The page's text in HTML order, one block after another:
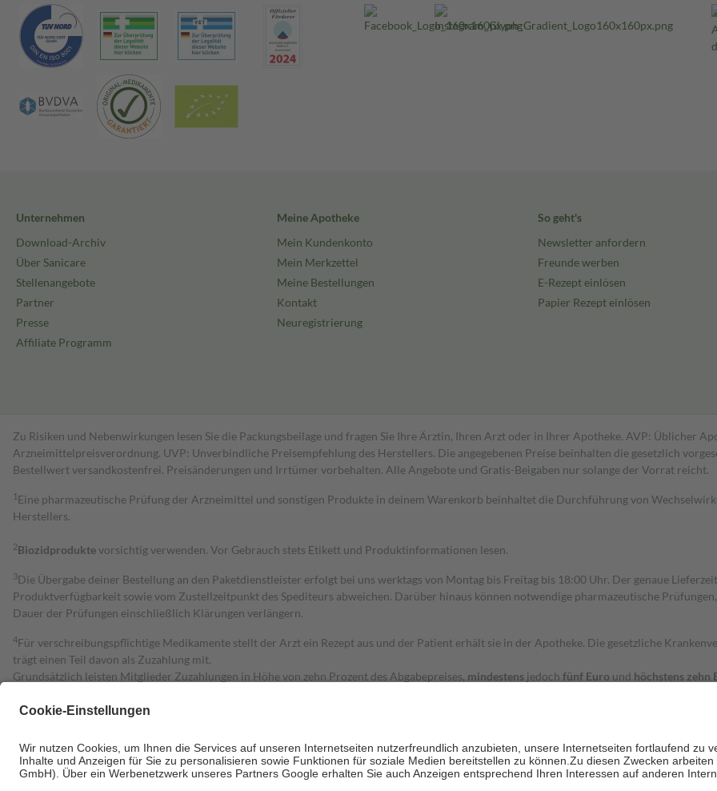
Unternehmen
Download-Archiv
Über Sanicare
Stellenangebote
Partner
Presse
Affiliate Programm
Meine Apotheke
Mein Kundenkonto
Mein Merkzettel
Meine Bestellungen
Kontakt
Neuregistrierung
So geht's
Newsletter anfordern
Freunde werben
E-Rezept einlösen
Papier Rezept einlösen
Zu Risiken und Nebenwirkungen lesen Sie die Packungsbeilage und fragen Sie Ihre Ärztin, Ihren Arzt oder in Ihrer Apotheke. AVP: Üblicher
Arzneimittelpreisverordnung. UVP: Unverbindliche Preisempfehlung des Herstellers. Die angegebenen Preise beinhalten die gesetzlich
Bestell­wert versand­kosten­frei. Preisänderungen und Irrtümer vorbehalten. Alle Angebote und Gratis-Beigaben nur solange der Vorrat reicht.
1 Eine pharmazeutische Prüfung der Arzneimittel und sonstigen Produkte in deinem Warenkorb beinhaltet die Durchführung von
Herstellers.
2Biozidproduktevorsichtig verwenden. Vor Gebrauch stets Etikett und Produktinformationen lesen.
3Die Übergabe deiner Bestellung an den Paketdienstleister erfolgt bei uns werktags von Montag bis Freitag bis 18:00 Uhr. Der genaue
Produktverfügbarkeit sowie vom Zustellzeitpunkt des Spediteurs abweichen. Darüber hinaus können notwendige pharmazeutische
Dauer der Prüfungen einschließlich Klärungen verlängern.
4Für verschreibungspflichtige Medikamente stellt der Arzt ein Rezept aus und der Patient erhält sie in der Apotheke. Die gesetzliche
trägt einen Teil davon als Zuzahlung mit.
Grundsätzlich leisten Mitglieder Zuzahlungen in Höhe von zehn Prozent des Abgabepreises, mindestens jedoch fünf Euro und höchstens zehn
Diese Regeln gelten grundsätzlich auch für Online-Apotheken.
Um das Engagement der Versicherten für ihre eigene Gesundheit zu stärken und die besondere Stellung der Familie zu unterstützen, fallen
• Kindern und Jugendlichen bis zum vollendeten 18. Lebensjahr mit Ausnahme der Fahrkosten
• Untersuchungen zur Vorsorge und Früherkennung, die von der GKV getragen werden